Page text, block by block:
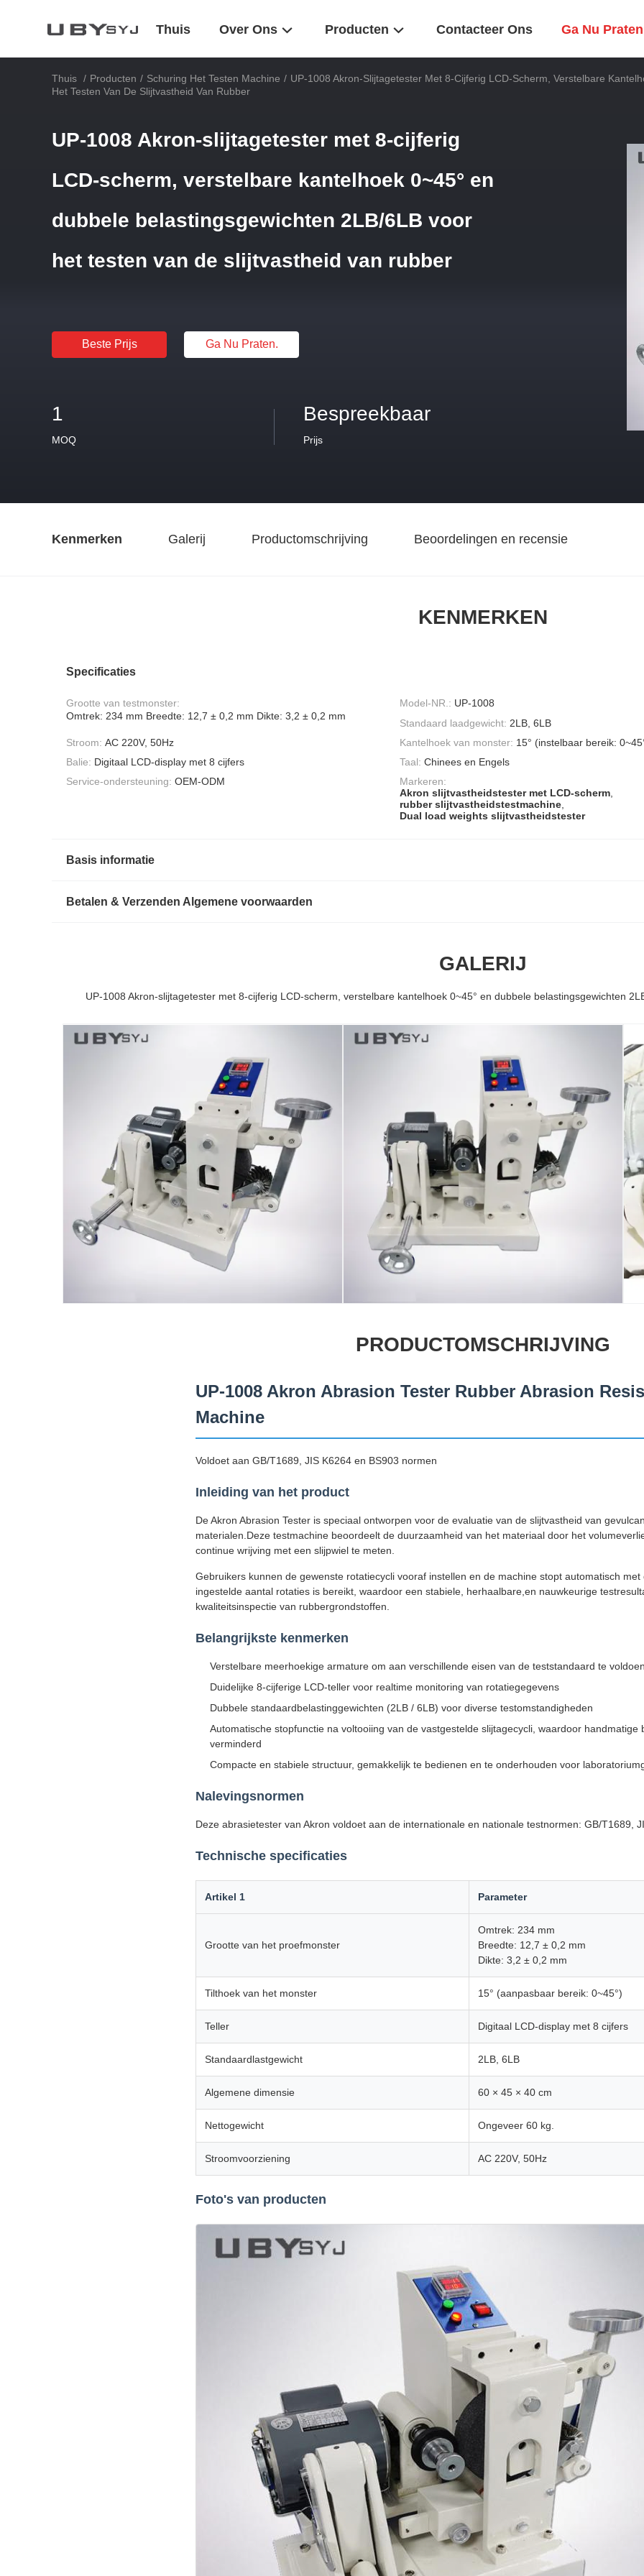
Thuis Over Ons Producten Contacteer Ons Ga Nu
Thuis / Producten / Schuring Het Testen Machine / UP-1008 Akron-Slijtagetester Met 8-Cijferig LCD-Scherm, Verstelbare
Het Testen Van De Slijtvastheid Van Rubber
UP-1008 Akron-slijtagetester met 8-cijferig
LCD-scherm, verstelbare kantelhoek 0~45° en
dubbele belastingsgewichten 2LB/6LB voor
het testen van de slijtvastheid van rubber
Beste Prijs Ga Nu Praten.
1
MOQ
Bespreekbaar
Prijs
Kenmerken Galerij Productomschrijving Beoordelingen en recensie
KENMERKEN
Specificaties
Grootte van testmonster:
Omtrek: 234 mm Breedte: 12,7 ± 0,2 mm Dikte: 3,2 ± 0,2 mm
Model-NR.: UP-1008
Standaard laadgewicht: 2LB, 6LB
Stroom: AC 220V, 50Hz Kantelhoek van monster: 15° (instelbaar bereik:
Balie: Digitaal LCD-display met 8 cijfers Taal: Chinees en Engels
Service-ondersteuning: OEM-ODM
Markeren:
Akron slijtvastheidstester met LCD-scherm,
rubber slijtvastheidstestmachine,
Dual load weights slijtvastheidstester
Basis informatie
Betalen & Verzenden Algemene voorwaarden
GALERIJ
UP-1008 Akron-slijtagetester met 8-cijferig LCD-scherm, verstelbare kantelhoek 0~45° en dubbele belastingsgewichten
PRODUCTOMSCHRIJVING
UP-1008 Akron Abrasion Tester Rubber Abrasion
Machine
Voldoet aan GB/T1689, JIS K6264 en BS903 normen
Inleiding van het product
De Akron Abrasion Tester is speciaal ontworpen voor de evaluatie van de slijtvastheid van
materialen.Deze testmachine beoordeelt de duurzaamheid van het materiaal door het
continue wrijving met een slijpwiel te meten.
Gebruikers kunnen de gewenste rotatiecycli vooraf instellen en de machine stopt automatisch
ingestelde aantal rotaties is bereikt, waardoor een stabiele, herhaalbare,en nauwkeurige
kwaliteitsinspectie van rubbergrondstoffen.
Belangrijkste kenmerken
Verstelbare meerhoekige armature om aan verschillende eisen van de teststandaard te
Duidelijke 8-cijferige LCD-teller voor realtime monitoring van rotatiegegevens
Dubbele standaardbelastinggewichten (2LB / 6LB) voor diverse testomstandigheden
Automatische stopfunctie na voltooiing van de vastgestelde slijtagecycli, waardoor handmatige
verminderd
Compacte en stabiele structuur, gemakkelijk te bedienen en te onderhouden voor
Nalevingsnormen
Deze abrasietester van Akron voldoet aan de internationale en nationale testnormen: GB/T1689,
Technische specificaties
Artikel 1 Parameter
Grootte van het proefmonster
Omtrek: 234 mm
Breedte: 12,7 ± 0,2 mm
Dikte: 3,2 ± 0,2 mm
Tilthoek van het monster 15° (aanpasbaar bereik: 0~45°)
Teller Digitaal LCD-display met 8 cijfers
Standaardlastgewicht 2LB, 6LB
Algemene dimensie 60 × 45 × 40 cm
Nettogewicht Ongeveer 60 kg.
Stroomvoorziening AC 220V, 50Hz
Foto's van producten